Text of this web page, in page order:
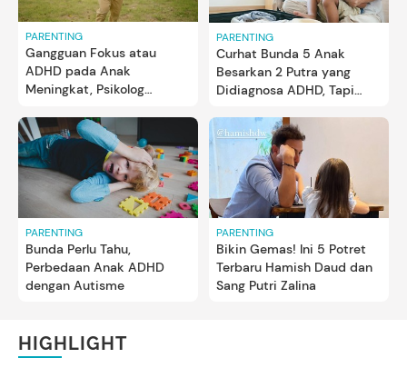
PARENTING
Gangguan Fokus atau
ADHD pada Anak
Meningkat, Psikolog
PARENTING
Curhat Bunda 5 Anak
Besarkan 2 Putra yang
Didiagnosa ADHD, Tapi
PARENTING
Bunda Perlu Tahu,
Perbedaan Anak ADHD
dengan Autisme
PARENTING
Bikin Gemas! Ini 5 Potret
Terbaru Hamish Daud dan
Sang Putri Zalina
HIGHLIGHT